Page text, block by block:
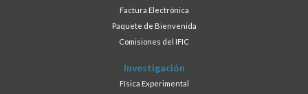
Factura Electrónica
Paquete de Bienvenida
Comisiones del IFIC
Investigación
Física Experimental